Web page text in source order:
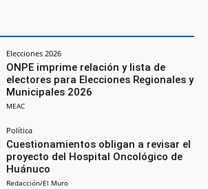
Elecciones 2026
ONPE imprime relación y lista de
electores para Elecciones Regionales y
Municipales 2026
MEAC
Política
Cuestionamientos obligan a revisar el
proyecto del Hospital Oncológico de
Huánuco
Redacción/El Muro